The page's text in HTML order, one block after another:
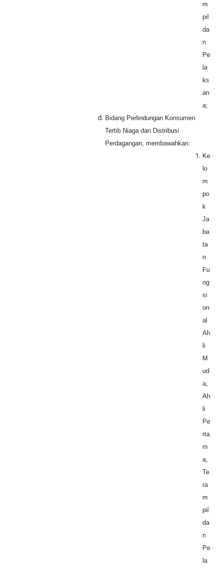
m
pil
da
n
Pe
la
ks
an
a;
Bidang Perlindungan Konsumen
Tertib Niaga dan Distribusi
Perdagangan, membawahkan:
Ke
lo
m
po
k
Ja
ba
ta
n
Fu
ng
si
on
al
Ah
li
M
ud
a,
Ah
li
Pe
rta
m
a,
Te
ra
m
pil
da
n
Pe
la